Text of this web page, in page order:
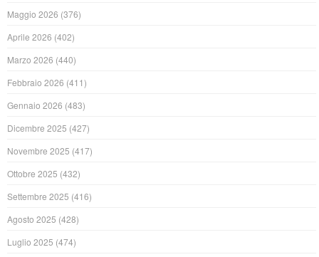
Maggio 2026 (376)
Aprile 2026 (402)
Marzo 2026 (440)
Febbraio 2026 (411)
Gennaio 2026 (483)
Dicembre 2025 (427)
Novembre 2025 (417)
Ottobre 2025 (432)
Settembre 2025 (416)
Agosto 2025 (428)
Luglio 2025 (474)